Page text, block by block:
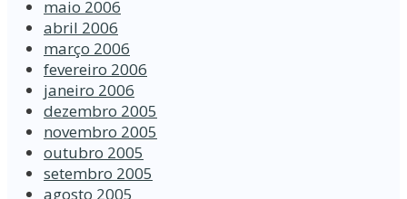
maio 2006
abril 2006
março 2006
fevereiro 2006
janeiro 2006
dezembro 2005
novembro 2005
outubro 2005
setembro 2005
agosto 2005